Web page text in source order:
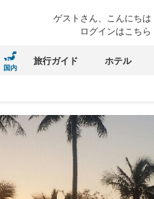
ゲストさん、こんにちは
ログインはこちら
国内
旅行ガイド ホテル